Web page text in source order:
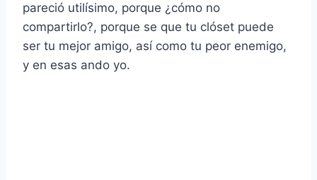
pareció utilísimo, porque ¿cómo no
compartirlo?, porque se que tu clóset puede
ser tu mejor amigo, así como tu peor enemigo,
y en esas ando yo.